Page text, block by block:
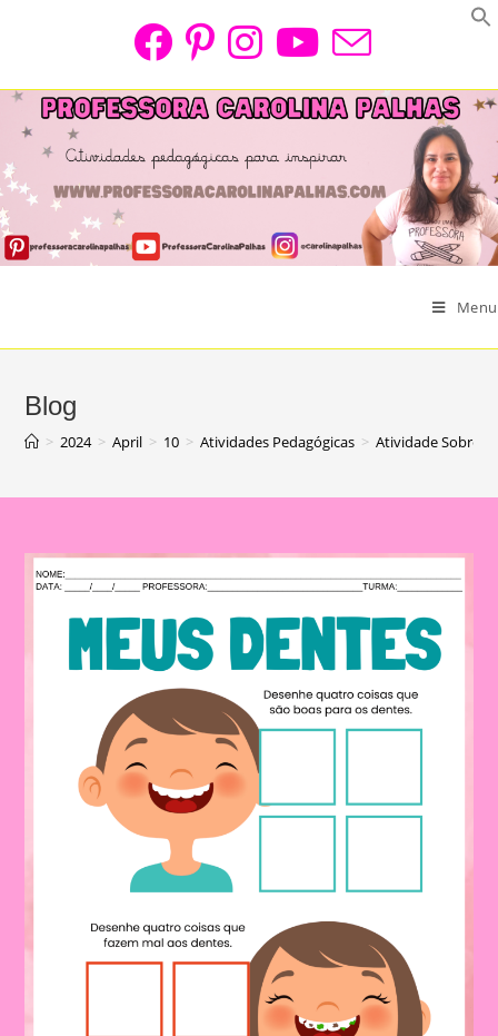
Menu
Blog
> 2024 > April > 10 > Atividades Pedagógicas > Atividade Sobre o